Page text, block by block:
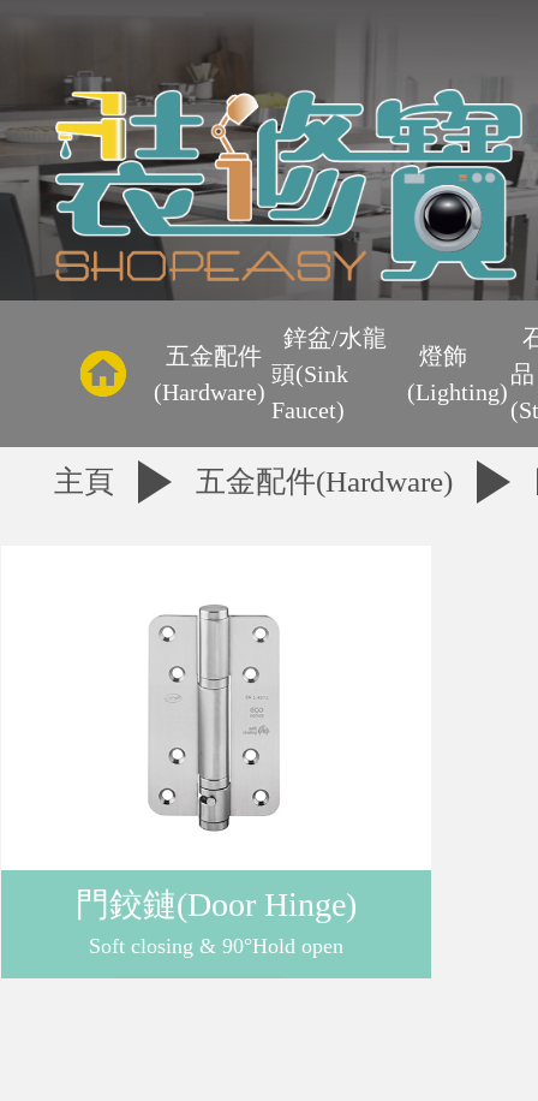
主
頁
優
惠
入
/
五金配件
(Hardware)
鋅盆/水龍
頭(Sink
Faucet)
燈飾
(Lighting)
品
主頁 五金配件(Hardware)
門鉸鏈(Door Hinge)
Soft closing & 90°Hold open